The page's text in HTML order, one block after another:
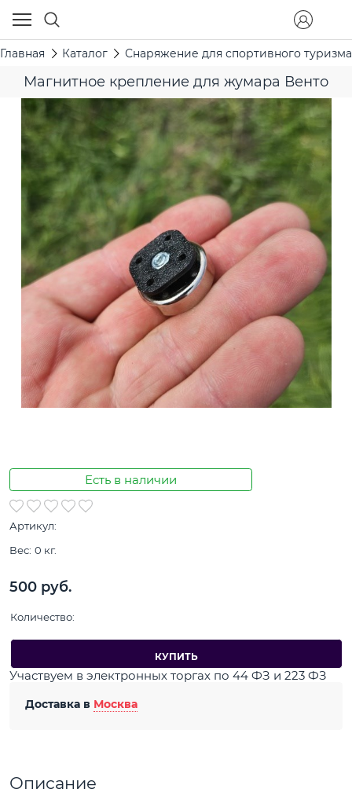
Главная Каталог Снаряжение для спортивного туризма
Магнитное крепление для жумара Венто
Есть в наличии
Артикул:
Вес: 0 кг.
500 руб.
Количество:
КУПИТЬ
Участвуем в электронных торгах по 44 ФЗ и 223 ФЗ
Доставка в Москва
Описание